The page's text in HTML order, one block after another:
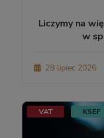
Liczymy na
w
28 lipiec 2026
VAT KSEF